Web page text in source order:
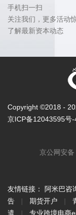
手机扫一扫
关注我们，更多活动
了解最新资本动态
Copyright ©2018 -
京ICP备12043595号-
京公网安
友情链接： 阿米巴咨
告
| 期货开户 |
遣
| 专业跨境电商